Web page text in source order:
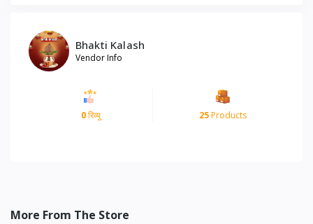
Bhakti Kalash
Vendor Info
0रिव्यु 25Products
More From The Store